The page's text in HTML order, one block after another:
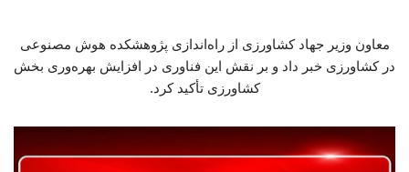
معاون وزیر جهاد کشاورزی از راه‌اندازی پژوهشکده هوش مصنوعی
در کشاورزی خبر داد و بر نقش این فناوری در افزایش بهره‌وری بخش
کشاورزی تأکید کرد.